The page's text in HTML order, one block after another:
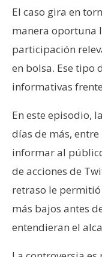
t
a
t
o
y
u
b
l
c
i
d
a
El caso gira en
manera oportuna
participación
en bolsa. Ese tipo
informativas
En este episodio,
días de más,
informar al
de acciones de
retraso le
más bajos antes
entendieran el